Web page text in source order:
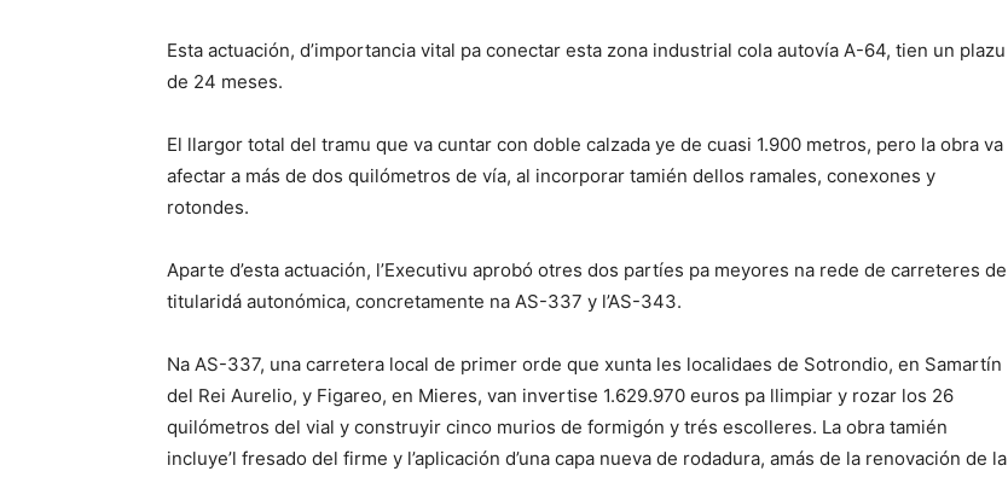
Esta actuación, d’importancia vital pa conectar esta zona industrial cola autovía A-64, tien un plazu
de 24 meses.
El llargor total del tramu que va cuntar con doble calzada ye de cuasi 1.900 metros, pero la obra va
afectar a más de dos quilómetros de vía, al incorporar tamién dellos ramales, conexones y
rotondes.
Aparte d’esta actuación, l’Executivu aprobó otres dos partíes pa meyores na rede de carreteres de
titularidá autonómica, concretamente na AS-337 y l’AS-343.
Na AS-337, una carretera local de primer orde que xunta les localidaes de Sotrondio, en Samartín
del Rei Aurelio, y Figareo, en Mieres, van invertise 1.629.970 euros pa llimpiar y rozar los 26
quilómetros del vial y construyir cinco murios de formigón y trés escolleres. La obra tamién
incluye’l fresado del firme y l’aplicación d’una capa nueva de rodadura, amás de la renovación de la